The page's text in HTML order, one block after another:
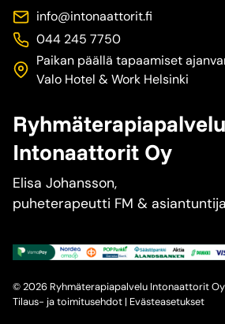
info@intonaattorit.fi
044 245 7750
Paikan päällä tapaamiset
Valo Hotel & Work Helsinki
Ryhmäterapiapalvelu
Intonaattorit Oy
Elisa Johansson,
puheterapeutti FM &
© 2026 Ryhmäterapiapalvelu Intonaattorit
Tilaus- ja toimitusehdot | Evästeasetukset